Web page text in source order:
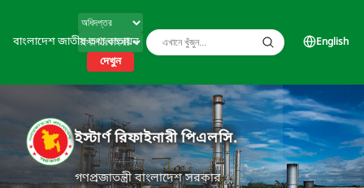
বাংলাদেশ জাতীয় তথ্য বাতায়ন
দেখুন
English
ইস্টার্ণ রিফাইনারী পিএলসি.
গণপ্রজাতন্ত্রী বাংলাদেশ সরকার